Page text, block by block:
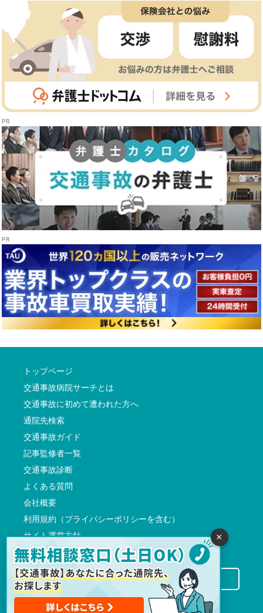
トップページ
交通事故病院サーチとは
交通事故に初めて遭われた方へ
通院先検索
交通事故ガイド
記事監修者一覧
交通事故診断
よくある質問
会社概要
利用規約（プライバシーポリシーを含む）
サイト運営方針
反社会的勢力に対する基本方針
交通事故病院サーチに掲載希望の先生方へ
×